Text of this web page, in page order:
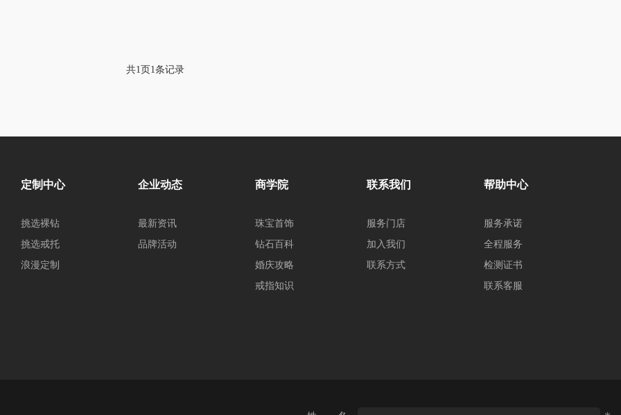
共1页1条记录
定制中心
挑选裸钻
挑选戒托
浪漫定制
企业动态
最新资讯
品牌活动
商学院
珠宝首饰
钻石百科
婚庆攻略
戒指知识
联系我们
服务门店
加入我们
联系方式
帮助中心
服务承诺
全程服务
检测证书
联系客服